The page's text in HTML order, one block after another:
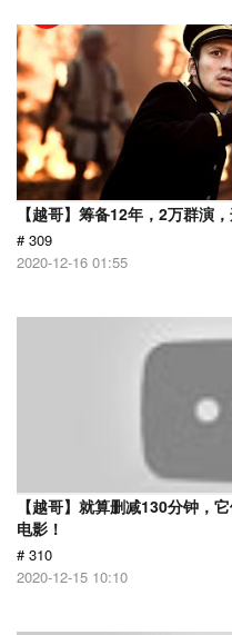
【越哥】筹备12年，2万群演
# 309
2020-12-16 01:55
【越哥】就算删减130分钟，
电影！
# 310
2020-12-15 10:10